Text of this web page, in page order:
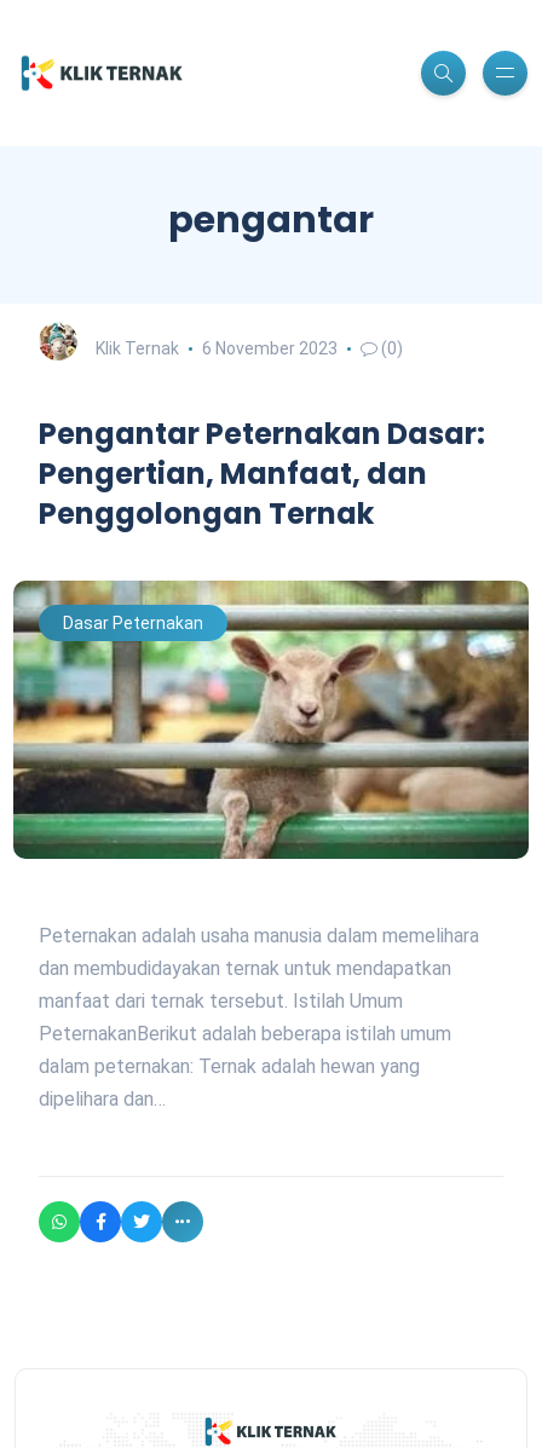
pengantar
Klik Ternak 6 November 2023 (0)
Pengantar Peternakan Dasar:
Pengertian, Manfaat, dan
Penggolongan Ternak
Dasar Peternakan
Peternakan adalah usaha manusia dalam memelihara
dan membudidayakan ternak untuk mendapatkan
manfaat dari ternak tersebut. Istilah Umum
PeternakanBerikut adalah beberapa istilah umum
dalam peternakan: Ternak adalah hewan yang
dipelihara dan…